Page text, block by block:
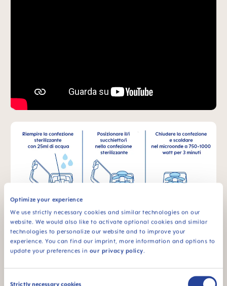
Optimize your experience
We use strictly necessary cookies and similar technologies on our
website. We would also like to activate optional cookies and similar
technologies to personalize our website and to improve your
experience. You can find our imprint, more information and options to
update your preferences in our privacy policy.
Consent
Strictly necessary cookies
La sostenibilità per MAM